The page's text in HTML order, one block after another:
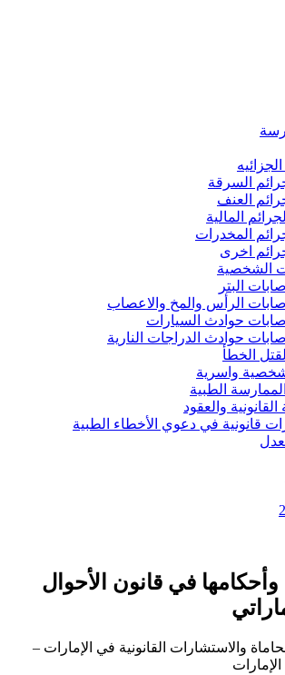
الجزائيه
السرقة
العنف
الجرائم المالية
المخدرات
اخرى
الشخصية
إصابات البتر
إصابات الرأس والمخ والاعصاب
إصابات حوادث السيارات
إصابات حوادث الدراجات النارية
القتل الخطأ
شخصية واسرية
الطبية
القانونية والعقود
قانونية في دعوي الأخطاء الطبية
وأحكامها في قانون الأحوال
والاستشارات القانونية في الإمارات –